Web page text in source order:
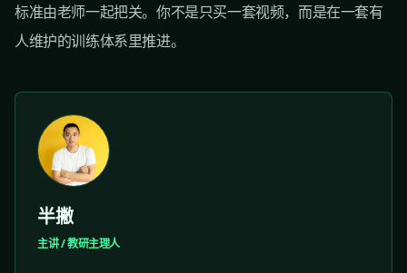
标准由老师一起把关。你不是只买一套视频，而是在一套有
人维护的训练体系里推进。
半撇
主讲 / 教研主理人